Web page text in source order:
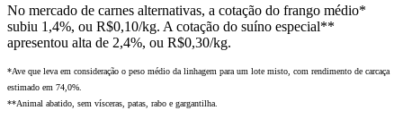
No mercado de carnes alternativas, a cotação do frango médio*
subiu 1,4%, ou R$0,10/kg. A cotação do suíno especial**
apresentou alta de 2,4%, ou R$0,30/kg.
*Ave que leva em consideração o peso médio da linhagem para um lote misto, com rendimento de carcaça
estimado em 74,0%.
**Animal abatido, sem vísceras, patas, rabo e gargantilha.